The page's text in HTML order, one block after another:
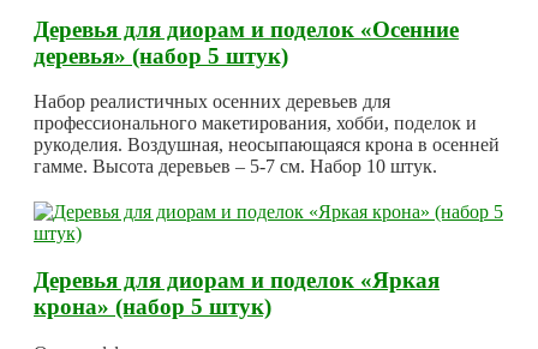
Деревья для диорам и поделок «Осенние
деревья» (набор 5 штук)
Набор реалистичных осенних деревьев для
профессионального макетирования, хобби, поделок и
рукоделия. Воздушная, неосыпающаяся крона в осенней
гамме. Высота деревьев – 5-7 см. Набор 10 штук.
Деревья для диорам и поделок «Яркая
крона» (набор 5 штук)